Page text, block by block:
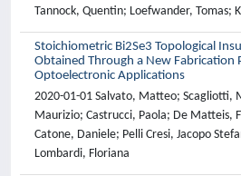
Tannock, Quentin; Loefwander, Tomas;
Stoichiometric Bi2Se3 Topological
Obtained Through a New Fabrication
Optoelectronic Applications
2020-01-01 Salvato, Matteo; Scagliotti,
Maurizio; Castrucci, Paola; De Matteis,
Catone, Daniele; Pelli Cresi, Jacopo
Lombardi, Floriana